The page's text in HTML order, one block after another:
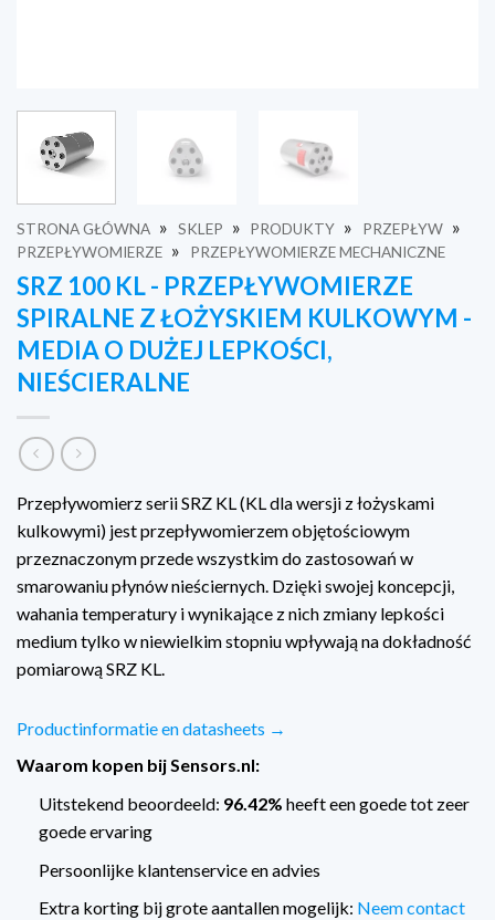
STRONA GŁÓWNA » SKLEP » PRODUKTY » PRZEPŁYW »
PRZEPŁYWOMIERZE » PRZEPŁYWOMIERZE MECHANICZNE
SRZ 100 KL - PRZEPŁYWOMIERZE
SPIRALNE Z ŁOŻYSKIEM KULKOWYM -
MEDIA O DUŻEJ LEPKOŚCI,
NIEŚCIERALNE
Przepływomierz serii SRZ KL (KL dla wersji z łożyskami
kulkowymi) jest przepływomierzem objętościowym
przeznaczonym przede wszystkim do zastosowań w
smarowaniu płynów nieściernych. Dzięki swojej koncepcji,
wahania temperatury i wynikające z nich zmiany lepkości
medium tylko w niewielkim stopniu wpływają na dokładność
pomiarową SRZ KL.
Productinformatie en datasheets →
Waarom kopen bij Sensors.nl:
Uitstekend beoordeeld: 96.42% heeft een goede tot zeer
goede ervaring
Persoonlijke klantenservice en advies
Extra korting bij grote aantallen mogelijk: Neem contact